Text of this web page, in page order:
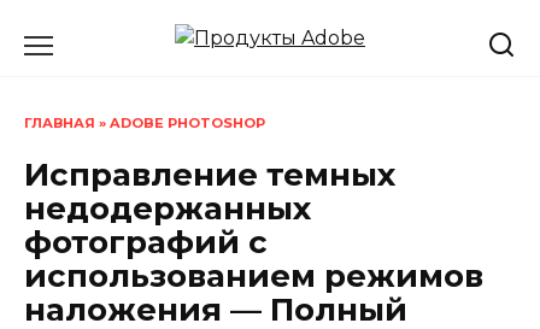
ГЛАВНАЯ » ADOBE PHOTOSHOP
Исправление темных
недодержанных
фотографий с
использованием режимов
наложения — Полный